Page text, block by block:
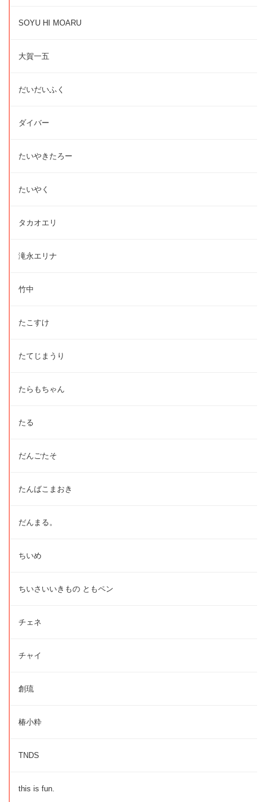
SOYU HI MOARU
大賀一五
だいだいふく
ダイバー
たいやきたろー
たいやく
タカオエリ
滝永エリナ
竹中
たこすけ
たてじまうり
たらもちゃん
たる
だんごたそ
たんばこまおき
だんまる。
ちいめ
ちいさいいきもの ともペン
チェネ
チャイ
創琉
椿小粋
TNDS
this is fun.